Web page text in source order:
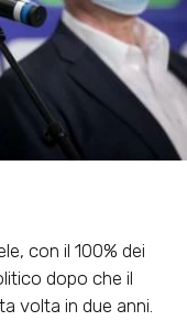
con il 100% dei
dopo che il
volta in due anni.